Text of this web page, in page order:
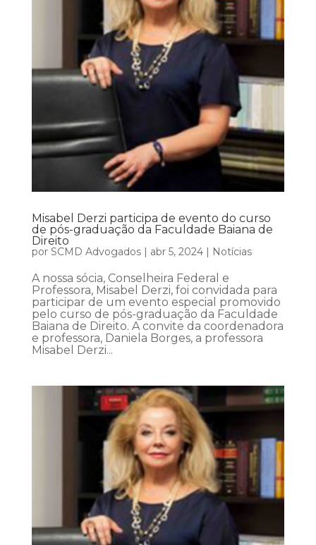
Misabel Derzi participa de evento do curso
de pós-graduação da Faculdade Baiana de
Direito
por SCMD Advogados| abr 5, 2024| Notícias
A nossa sócia, Conselheira Federal e
Professora, Misabel Derzi, foi convidada para
participar de um evento especial promovido
pelo curso de pós-graduação da Faculdade
Baiana de Direito. A convite da coordenadora
e professora, Daniela Borges, a professora
Misabel Derzi...